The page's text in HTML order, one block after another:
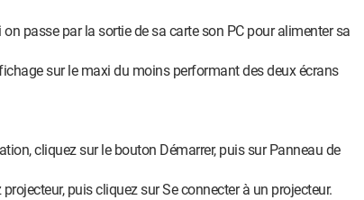
passe par la sortie de sa carte son PC pour alimenter sa
sur le maxi du moins performant des deux écrans
cliquez sur le bouton Démarrer, puis sur Panneau de
puis cliquez sur Se connecter à un projecteur.